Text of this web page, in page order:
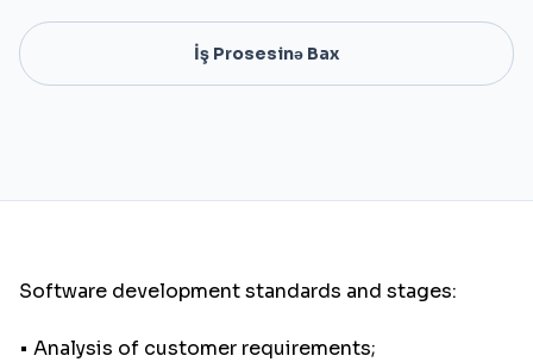
İş Prosesinə Bax
Software development standards and stages:
• Analysis of customer requirements;